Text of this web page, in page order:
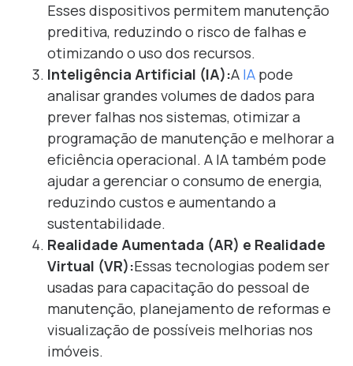
Esses dispositivos permitem manutenção
preditiva, reduzindo o risco de falhas e
otimizando o uso dos recursos.
Inteligência Artificial (IA):A IA pode
analisar grandes volumes de dados para
prever falhas nos sistemas, otimizar a
programação de manutenção e melhorar a
eficiência operacional. A IA também pode
ajudar a gerenciar o consumo de energia,
reduzindo custos e aumentando a
sustentabilidade.
Realidade Aumentada (AR) e Realidade
Virtual (VR):Essas tecnologias podem ser
usadas para capacitação do pessoal de
manutenção, planejamento de reformas e
visualização de possíveis melhorias nos
imóveis.